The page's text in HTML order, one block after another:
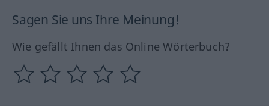
Sagen Sie uns Ihre Meinung!
Wie gefällt Ihnen das Online Wörterbuch?